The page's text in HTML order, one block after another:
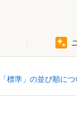
「標準」の並び順に